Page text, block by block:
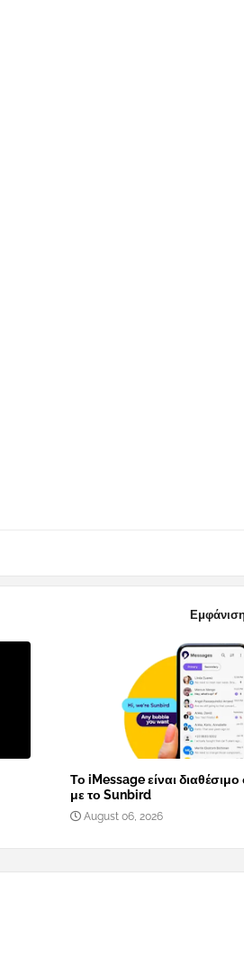
Το iMessage είναι
με το Sunbird
August 06, 2026